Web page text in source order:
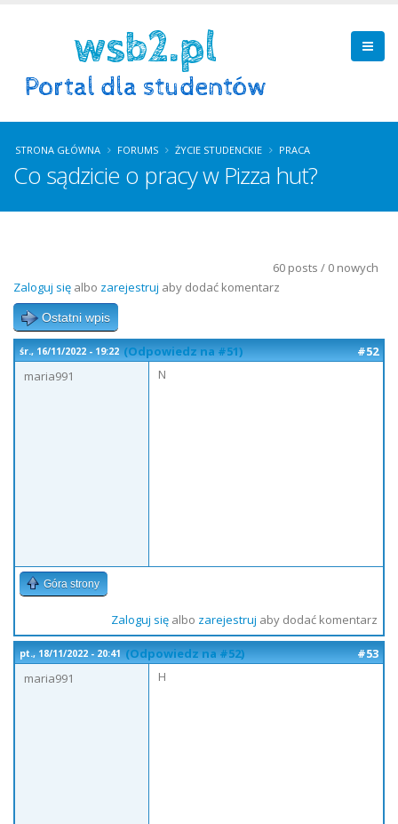
STRONA GŁÓWNA FORUMS ŻYCIE STUDENCKIE PRACA
Co sądzicie o pracy w Pizza hut?
60 posts / 0 nowych
Zaloguj się albo zarejestruj aby dodać komentarz
Ostatni wpis
śr., 16/11/2022 - 19:22 (Odpowiedz na #51)
#52
maria991
N
Góra strony
Zaloguj sięalbo zarejestruj aby dodać komentarz
pt., 18/11/2022 - 20:41 (Odpowiedz na #52)
#53
maria991
H